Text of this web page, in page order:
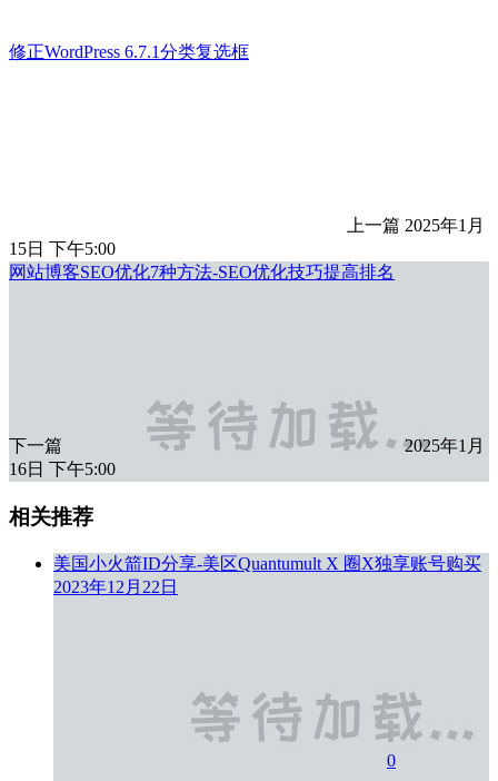
修正WordPress 6.7.1分类复选框
上一篇 2025年1月
15日 下午5:00
网站博客SEO优化7种方法-SEO优化技巧提高排名
下一篇
2025年1月
16日 下午5:00
相关推荐
美国小火箭ID分享-美区Quantumult X 圈X独享账号购买
2023年12月22日
0